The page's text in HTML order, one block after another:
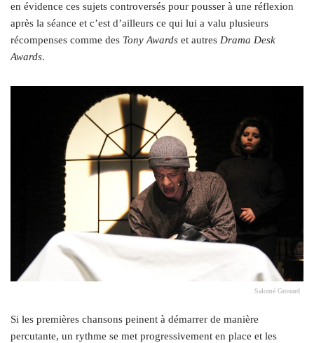
en évidence ces sujets controversés pour pousser à une réflexion
après la séance et c’est d’ailleurs ce qui lui a valu plusieurs
récompenses comme des Tony Awards et autres Drama Desk
Awards.
Salomé Grouard
Si les premières chansons peinent à démarrer de manière
percutante, un rythme se met progressivement en place et les